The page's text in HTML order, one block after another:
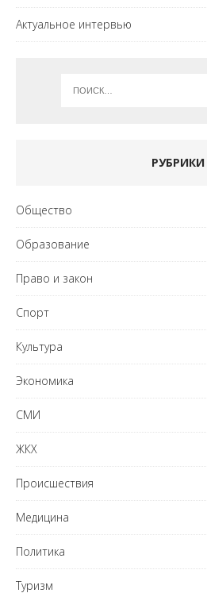
Актуальное интервью
РУБРИКИ
Общество
Образование
Право и закон
Спорт
Культура
Экономика
СМИ
ЖКХ
Происшествия
Медицина
Политика
Туризм